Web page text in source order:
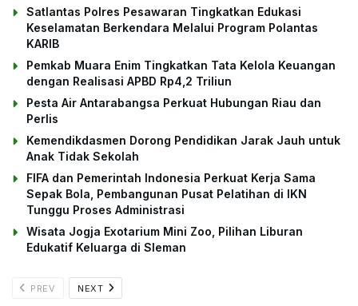
Satlantas Polres Pesawaran Tingkatkan Edukasi
Keselamatan Berkendara Melalui Program Polantas
KARIB
Pemkab Muara Enim Tingkatkan Tata Kelola Keuangan
dengan Realisasi APBD Rp4,2 Triliun
Pesta Air Antarabangsa Perkuat Hubungan Riau dan
Perlis
Kemendikdasmen Dorong Pendidikan Jarak Jauh untuk
Anak Tidak Sekolah
FIFA dan Pemerintah Indonesia Perkuat Kerja Sama
Sepak Bola, Pembangunan Pusat Pelatihan di IKN
Tunggu Proses Administrasi
Wisata Jogja Exotarium Mini Zoo, Pilihan Liburan
Edukatif Keluarga di Sleman
PREV NEXT